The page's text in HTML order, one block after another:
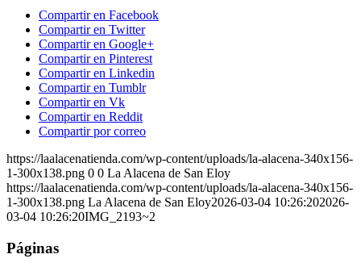
Compartir en Facebook
Compartir en Twitter
Compartir en Google+
Compartir en Pinterest
Compartir en Linkedin
Compartir en Tumblr
Compartir en Vk
Compartir en Reddit
Compartir por correo
https://laalacenatienda.com/wp-content/uploads/la-alacena-340x156-
1-300x138.png 0 0 La Alacena de San Eloy
https://laalacenatienda.com/wp-content/uploads/la-alacena-340x156-
1-300x138.png La Alacena de San Eloy2026-03-04 10:26:202026-
03-04 10:26:20IMG_2193~2
Páginas